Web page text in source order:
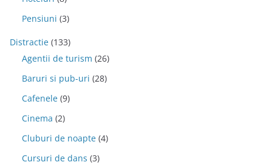
Pensiuni (3)
Distractie (133)
Agentii de turism (26)
Baruri si pub-uri (28)
Cafenele (9)
Cinema (2)
Cluburi de noapte (4)
Cursuri de dans (3)